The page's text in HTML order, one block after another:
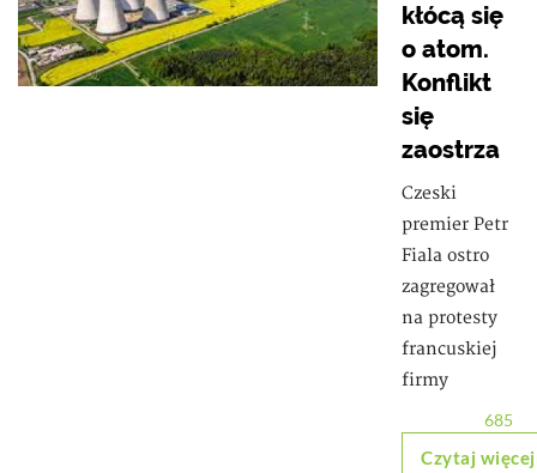
kłócą się
o atom.
Konflikt
się
zaostrza
Czeski
premier Petr
Fiala ostro
zagregował
na protesty
francuskiej
firmy
685
Czytaj więcej